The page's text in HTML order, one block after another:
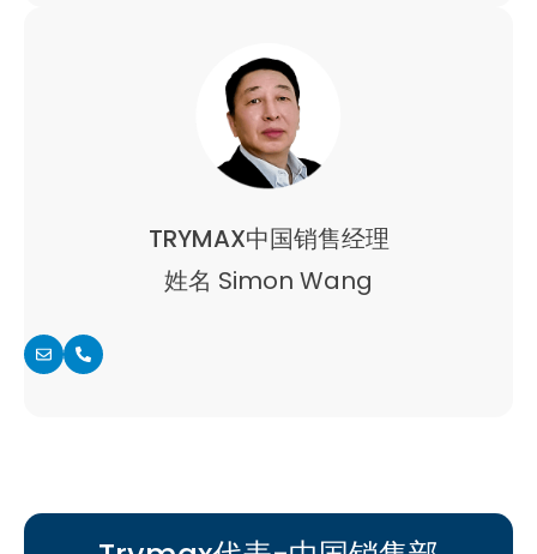
TRYMAX中国销售经理
姓名 Simon Wang